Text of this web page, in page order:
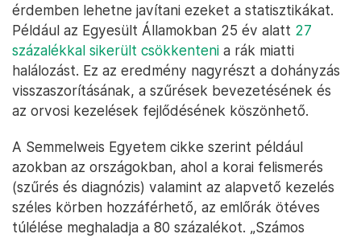
érdemben lehetne javítani ezeket a statisztikákat.
Például az Egyesült Államokban 25 év alatt 27
százalékkal sikerült csökkenteni a rák miatti
halálozást. Ez az eredmény nagyrészt a dohányzás
visszaszorításának, a szűrések bevezetésének és
az orvosi kezelések fejlődésének köszönhető.
A Semmelweis Egyetem cikke szerint például
azokban az országokban, ahol a korai felismerés
(szűrés és diagnózis) valamint az alapvető kezelés
széles körben hozzáférhető, az emlőrák ötéves
túlélése meghaladja a 80 százalékot. „Számos